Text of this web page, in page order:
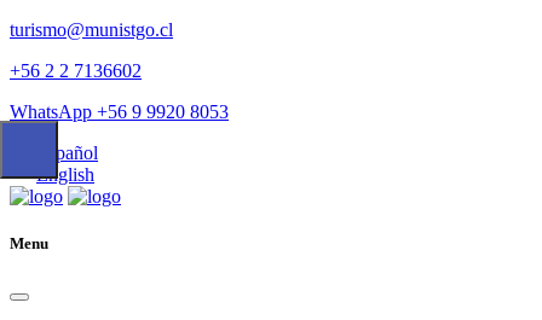
turismo@munistgo.cl
+56 2 2 7136602
WhatsApp +56 9 9920 8053
Español
English
Menu